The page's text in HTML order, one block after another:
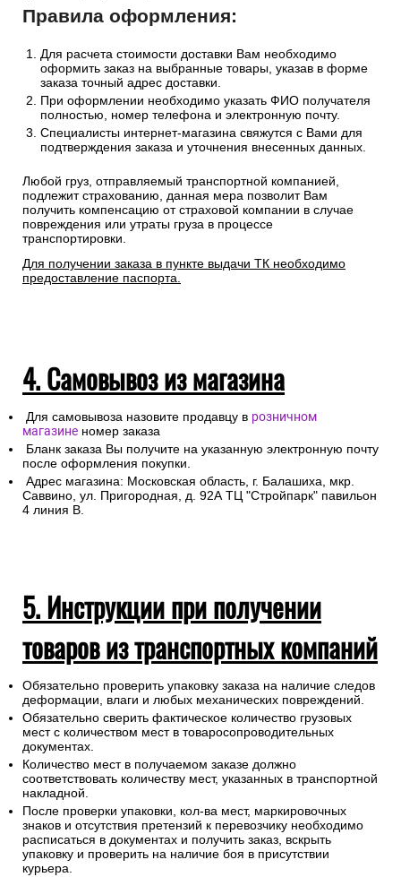
Правила оформления:
Для расчета стоимости доставки Вам необходимо
оформить заказ на выбранные товары, указав в форме
заказа точный адрес доставки.
При оформлении необходимо указать ФИО получателя
полностью, номер телефона и электронную почту.
Специалисты интернет-магазина свяжутся с Вами для
подтверждения заказа и уточнения внесенных данных.
Любой груз, отправляемый транспортной компанией,
подлежит страхованию, данная мера позволит Вам
получить компенсацию от страховой компании в случае
повреждения или утраты груза в процессе
транспортировки.
Для получении заказа в пункте выдачи ТК необходимо
предоставление паспорта.
4. Самовывоз из магазина
Для самовывоза назовите продавцу в розничном
магазине номер заказа
Бланк заказа Вы получите на указанную электронную почту
после оформления покупки.
Адрес магазина: Московская область, г. Балашиха, мкр.
Саввино, ул. Пригородная, д. 92А ТЦ "Стройпарк" павильон
4 линия В.
5. Инструкции при получении
товаров из транспортных компаний
Обязательно проверить упаковку заказа на наличие следов
деформации, влаги и любых механических повреждений.
Обязательно сверить фактическое количество грузовых
мест с количеством мест в товаросопроводительных
документах.
Количество мест в получаемом заказе должно
соответствовать количеству мест, указанных в транспортной
накладной.
После проверки упаковки, кол-ва мест, маркировочных
знаков и отсутствия претензий к перевозчику необходимо
расписаться в документах и получить заказ, вскрыть
упаковку и проверить на наличие боя в присутствии
курьера.